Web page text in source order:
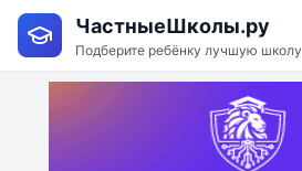
ЧастныеШколы.ру
Подберите ребёнку лучшую школу